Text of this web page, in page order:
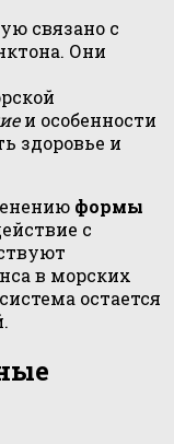
связано с
Они
и особенности
здоровье и
формы
с
в морских
остается